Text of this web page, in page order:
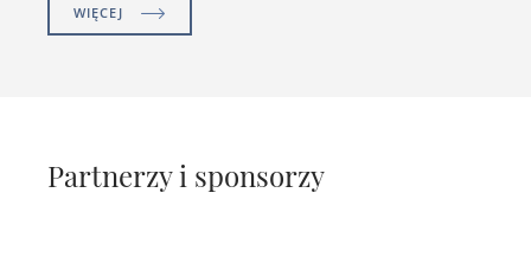
WIĘCEJ
Partnerzy i sponsorzy